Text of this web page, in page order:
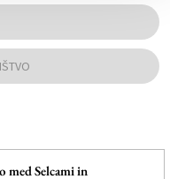
med Selcami in